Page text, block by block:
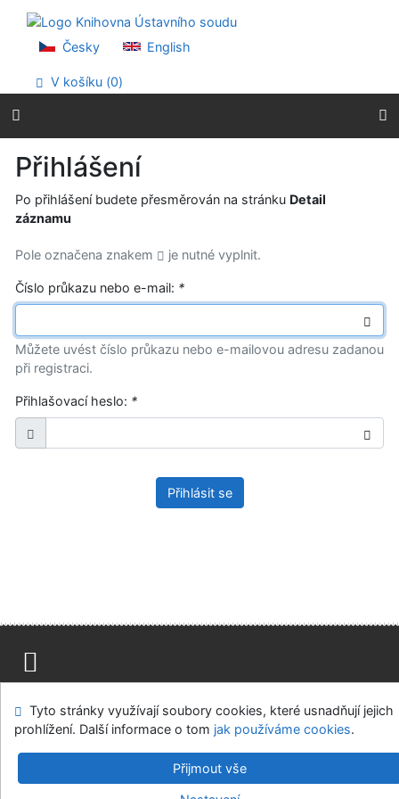
Přejít na menu
Prohlášení o webové přístupnosti
Česky English
V košíku (0)
Přihlášení
Po přihlášení budete přesměrován na stránku Detail
záznamu
Pole označena znakem je nutné vyplnit.
Číslo průkazu nebo e-mail: *
Můžete uvést číslo průkazu nebo e-mailovou adresu zadanou
při registraci.
Přihlašovací heslo: *
Přihlásit se
Modul OpenSearch
Napište nám Nastavení cookies
Ústavní soud, IČO: 48513687, se sídlem Joštova 625/8,
Tyto stránky využívají soubory cookies, které usnadňují jejich
prohlížení. Další informace o tom jak používáme cookies.
Přijmout vše